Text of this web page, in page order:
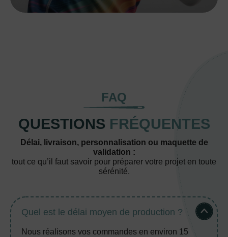
FAQ
QUESTIONS FRÉQUENTES
Délai, livraison, personnalisation ou maquette de
validation :
tout ce qu’il faut savoir pour préparer votre projet en toute
sérénité.
Quel est le délai moyen de production ?
Nous réalisons vos commandes en environ 15